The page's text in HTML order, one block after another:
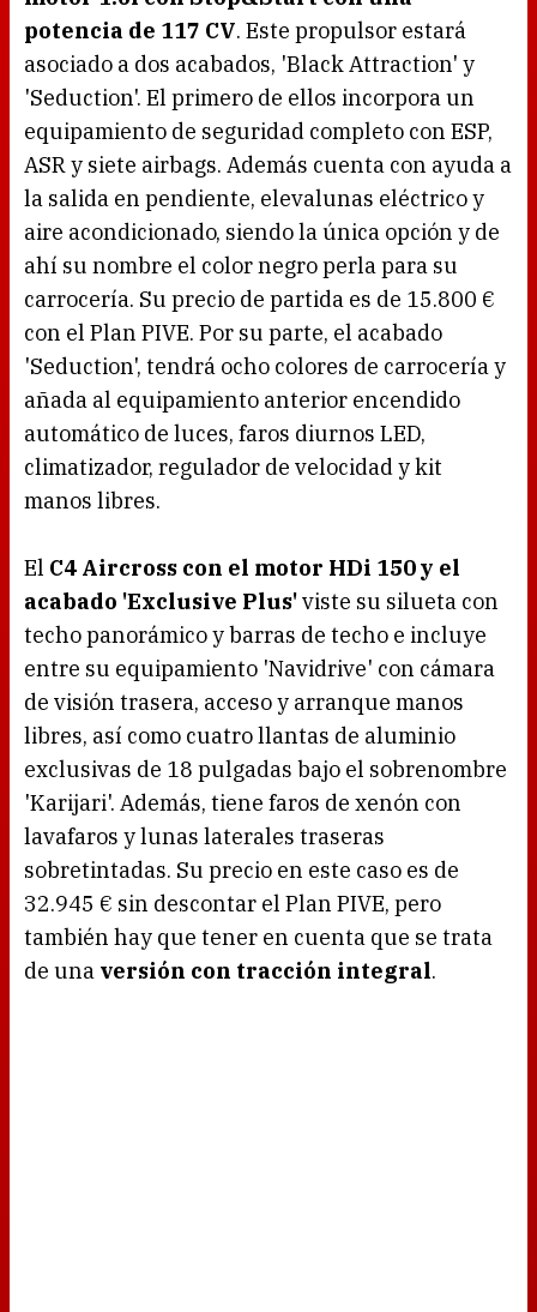
potencia de 117 CV. Este propulsor estará
asociado a dos acabados, 'Black Attraction' y
'Seduction'. El primero de ellos incorpora un
equipamiento de seguridad completo con ESP,
ASR y siete airbags. Además cuenta con ayuda a
la salida en pendiente, elevalunas eléctrico y
aire acondicionado, siendo la única opción y de
ahí su nombre el color negro perla para su
carrocería. Su precio de partida es de 15.800 €
con el Plan PIVE. Por su parte, el acabado
'Seduction', tendrá ocho colores de carrocería y
añada al equipamiento anterior encendido
automático de luces, faros diurnos LED,
climatizador, regulador de velocidad y kit
manos libres.
El C4 Aircross con el motor HDi 150 y el
acabado 'Exclusive Plus'viste su silueta con
techo panorámico y barras de techo e incluye
entre su equipamiento 'Navidrive' con cámara
de visión trasera, acceso y arranque manos
libres, así como cuatro llantas de aluminio
exclusivas de 18 pulgadas bajo el sobrenombre
'Karijari'. Además, tiene faros de xenón con
lavafaros y lunas laterales traseras
sobretintadas. Su precio en este caso es de
32.945 € sin descontar el Plan PIVE, pero
también hay que tener en cuenta que se trata
de una versión con tracción integral.